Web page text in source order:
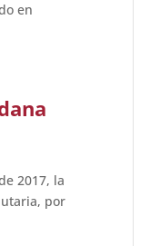
en
2017, la
por